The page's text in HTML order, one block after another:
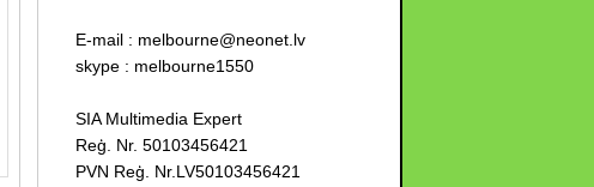
E-mail : melbourne@neonet.lv
skype : melbourne1550
SIA Multimedia Expert
Reģ. Nr. 50103456421
PVN Reģ. Nr.LV50103456421